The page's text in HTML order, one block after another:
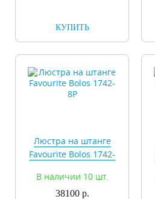
КУПИТЬ
Люстра на штанге
Favourite Bolos 1742-
В наличии 10 шт.
38100 р.